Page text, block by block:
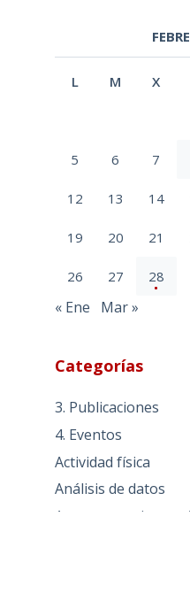
L M X
5 6 7
12 13 14
19 20 21
26 27 28
« Ene Mar »
Categorías
3. Publicaciones
4. Eventos
Actividad física
Análisis de datos
Aspectos